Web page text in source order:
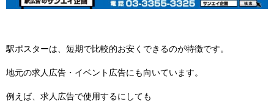
駅ポスターは、短期で比較的お安くできるのが特徴です。
地元の求人広告・イベント広告にも向いています。
例えば、求人広告で使用するにしても